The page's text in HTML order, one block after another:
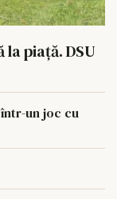
piață. DSU
un joc cu